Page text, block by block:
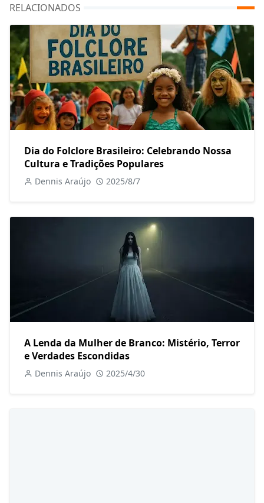
RELACIONADOS
Dia do Folclore Brasileiro: Celebrando Nossa
Cultura e Tradições Populares
Dennis Araújo 2025/8/7
A Lenda da Mulher de Branco: Mistério, Terror
e Verdades Escondidas
Dennis Araújo 2025/4/30